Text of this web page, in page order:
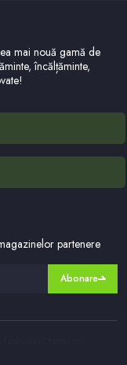
mai nouă gamă de
încălțăminte,
partenere
Abonare